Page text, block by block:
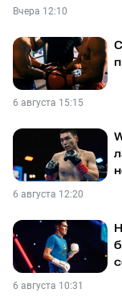
Вчера 12:10
6 августа 15:15
6 августа 12:20
6 августа 10:31